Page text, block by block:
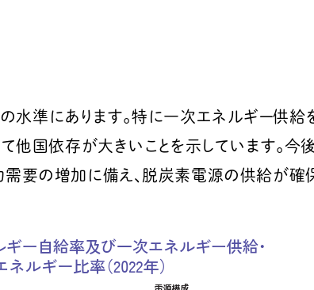
準にあります。特に一次エネルギー供給
他国依存が大きいことを示しています。今
要の増加に備え、脱炭素電源の供給が確保